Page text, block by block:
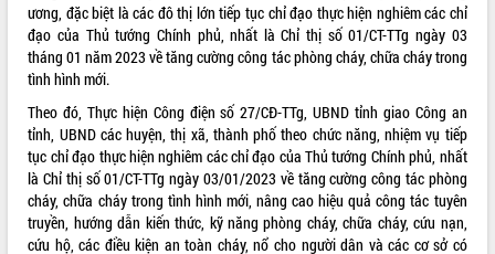
VIDEO
Khám bệnh, cấp phát thuốc miễn phí
và tặng quà người dân xã Cư Pui
ương, đặc biệt là các đô thị lớn tiếp tục chỉ đạo thực hiện nghiêm các chỉ
đạo của Thủ tướng Chính phủ, nhất là Chỉ thị số 01/CT-TTg ngày 03
tháng 01 năm 2023 về tăng cường công tác phòng cháy, chữa cháy trong
tình hình mới.
Theo đó, Thực hiện Công điện số 27/CĐ-TTg, UBND tỉnh giao Công an
tỉnh, UBND các huyện, thị xã, thành phố theo chức năng, nhiệm vụ tiếp
tục chỉ đạo thực hiện nghiêm các chỉ đạo của Thủ tướng Chính phủ, nhất
là Chỉ thị số 01/CT-TTg ngày 03/01/2023 về tăng cường công tác phòng
cháy, chữa cháy trong tình hình mới, nâng cao hiệu quả công tác tuyên
truyền, hướng dẫn kiến thức, kỹ năng phòng cháy, chữa cháy, cứu nạn,
cứu hộ, các điều kiện an toàn cháy, nổ cho người dân và các cơ sở có